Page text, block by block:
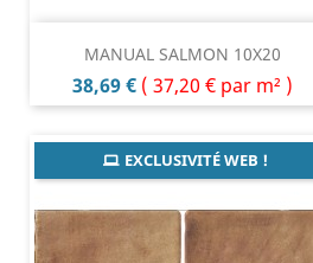
MANUAL SALMON 10X20
Prix
38,69 € ( 37,20 € par m² )
EXCLUSIVITÉ WEB !